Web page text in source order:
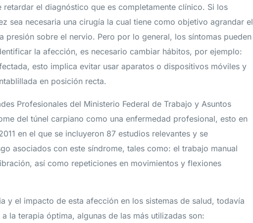
el diagnóstico que es completamente clínico. Si los
sea necesaria una cirugía la cual tiene como objetivo agrandar el
sobre el nervio. Pero por lo general, los síntomas pueden
la afección, es necesario cambiar hábitos, por ejemplo:
esto implica evitar usar aparatos o dispositivos móviles y
en posición recta.
Profesionales del Ministerio Federal de Trabajo y Asuntos
del túnel carpiano como una enfermedad profesional, esto en
en el que se incluyeron 87 estudios relevantes y se
asociados con este síndrome, tales como: el trabajo manual
así como repeticiones en movimientos y flexiones
y el impacto de esta afección en los sistemas de salud, todavía
la terapia óptima, algunas de las más utilizadas son: